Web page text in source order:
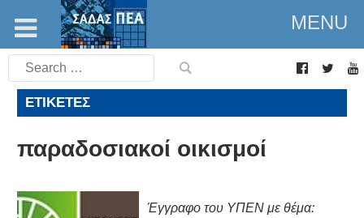
MENU
Search
for:
ΕΤΙΚΈΤΕΣ
παραδοσιακοί οικισμοί
Έγγραφο του ΥΠΕΝ με θέμα: